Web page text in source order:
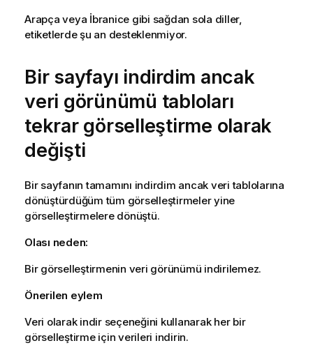
Arapça veya İbranice gibi sağdan sola diller,
etiketlerde şu an desteklenmiyor.
Bir sayfayı indirdim ancak
veri görünümü tabloları
tekrar görselleştirme olarak
değişti
Bir sayfanın tamamını indirdim ancak veri tablolarına
dönüştürdüğüm tüm görselleştirmeler yine
görselleştirmelere dönüştü.
Olası neden:
Bir görselleştirmenin veri görünümü indirilemez.
Önerilen eylem
Veri olarak indir seçeneğini kullanarak her bir
görselleştirme için verileri indirin.